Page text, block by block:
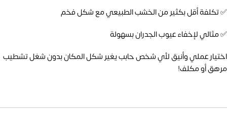
✅ تكلفة أقل بكثير من الخشب الطبيعي مع شكل فخم
✅ مثالي لإخفاء عيوب الجدران بسهولة
اختيار عملي وأنيق لأي شخص حابب يغير شكل المكان بدون شغل تشطيب
مرهق أو مكلف!